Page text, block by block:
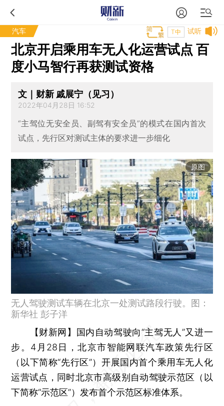
汽车 试听
T中
北京开启乘用车无人化运营试点 百
度小马智行再获测试资格
文｜财新 戚展宁（见习）
2022年04月28日 16:52
“主驾位无安全员、副驾有安全员”的模式在国内首次
试点，先行区对测试主体的要求进一步细化
原图
无人驾驶测试车辆在北京一处测试路段行驶。图：
新华社 彭子洋
【财新网】 国内自动驾驶向“主驾无人”又进一
步。4月28日，北京市智能网联汽车政策先行区
（以下简称“先行区”）开展国内首个乘用车无人化
运营试点，同时北京市高级别自动驾驶示范区（以
下简称“示范区”）发布首个示范区标准体系。